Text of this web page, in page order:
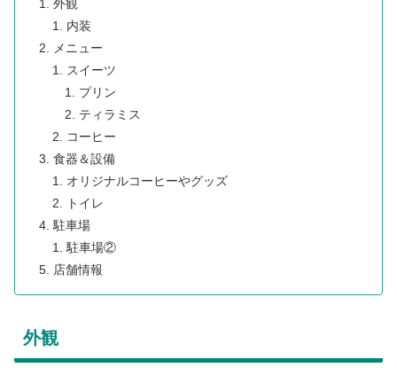
外観
内装
メニュー
スイーツ
プリン
ティラミス
コーヒー
食器＆設備
オリジナルコーヒーやグッズ
トイレ
駐車場
駐車場②
店舗情報
外観